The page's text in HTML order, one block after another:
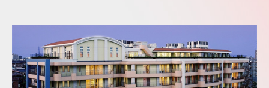
ハピネス昭和の森
ハピネスもとき